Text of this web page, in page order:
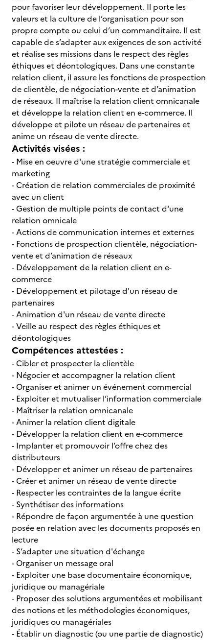
pour favoriser leur développement. Il porte les
valeurs et la culture de l’organisation pour son
propre compte ou celui d’un commanditaire. Il est
capable de s’adapter aux exigences de son activité
et réalise ses missions dans le respect des règles
éthiques et déontologiques. Dans une constante
relation client, il assure les fonctions de prospection
de clientèle, de négociation-vente et d’animation
de réseaux. Il maîtrise la relation client omnicanale
et développe la relation client en e-commerce. Il
développe et pilote un réseau de partenaires et
anime un réseau de vente directe.
Activités visées :
- Mise en oeuvre d'une stratégie commerciale et
marketing
- Création de relation commerciales de proximité
avec un client
- Gestion de multiple points de contact d'une
relation omnicale
- Actions de communication internes et externes
- Fonctions de prospection clientèle, négociation-
vente et d’animation de réseaux
- Développement de la relation client en e-
commerce
- Développement et pilotage d'un réseau de
partenaires
- Animation d'un réseau de vente directe
- Veille au respect des règles éthiques et
déontologiques
Compétences attestées :
- Cibler et prospecter la clientèle
- Négocier et accompagner la relation client
- Organiser et animer un événement commercial
- Exploiter et mutualiser l’information commerciale
- Maîtriser la relation omnicanale
- Animer la relation client digitale
- Développer la relation client en e-commerce
- Implanter et promouvoir l’offre chez des
distributeurs
- Développer et animer un réseau de partenaires
- Créer et animer un réseau de vente directe
- Respecter les contraintes de la langue écrite
- Synthétiser des informations
- Répondre de façon argumentée à une question
posée en relation avec les documents proposés en
lecture
- S’adapter une situation d'échange
- Organiser un message oral
- Exploiter une base documentaire économique,
juridique ou managériale
- Proposer des solutions argumentées et mobilisant
des notions et les méthodologies économiques,
juridiques ou managériales
- Établir un diagnostic (ou une partie de diagnostic)